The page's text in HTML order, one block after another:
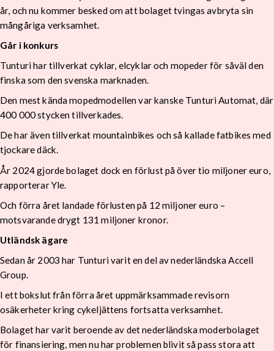
år, och nu kommer besked om att bolaget tvingas avbryta sin
mångåriga verksamhet.
Går i konkurs
Tunturi har tillverkat cyklar, elcyklar och mopeder för såväl den
finska som den svenska marknaden.
Den mest kända mopedmodellen var kanske Tunturi Automat, där
400 000 stycken tillverkades.
De har även tillverkat mountainbikes och så kallade fatbikes med
tjockare däck.
År 2024 gjorde bolaget dock en förlust på över tio miljoner euro,
rapporterar Yle.
Och förra året landade förlusten på 12 miljoner euro –
motsvarande drygt 131 miljoner kronor.
Utländsk ägare
Sedan år 2003 har Tunturi varit en del av nederländska Accell
Group.
I ett bokslut från förra året uppmärksammade revisorn
osäkerheter kring cykeljättens fortsatta verksamhet.
Bolaget har varit beroende av det nederländska moderbolaget
för finansiering, men nu har problemen blivit så pass stora att